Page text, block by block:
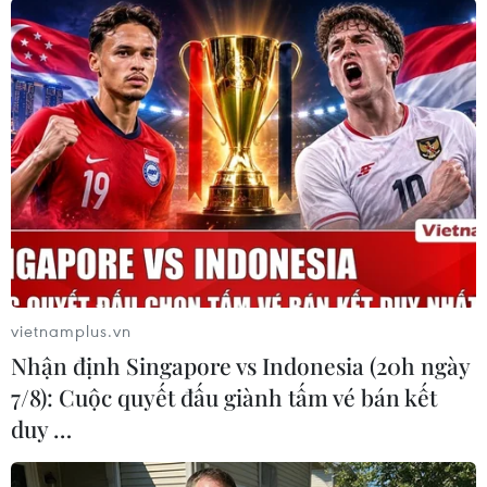
23/01/2026 13:44
23 đồng chí Ủy viên Ủy
ban Kiểm tra Trung ương khóa XIV
23/01/2026 13:43
Toàn cảnh Tổng Bí thư chủ
trì họp báo công bố kết quả Đại hội
23/01/2026 13:41
Danh sách 20 đồng chí Ủy
viên dự khuyết Ban Chấp hành
Trung ương khóa XIV
vietnamplus.vn
Nhận định Singapore vs Indonesia (20h ngày
7/8): Cuộc quyết đấu giành tấm vé bán kết
duy …